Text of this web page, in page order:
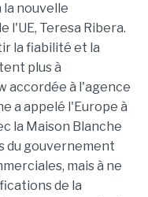
la nouvelle
l'UE, Teresa Ribera.
la fiabilité et la
plus à
accordée à l'agence
a appelé l'Europe à
la Maison Blanche
du gouvernement
mais à ne
de la